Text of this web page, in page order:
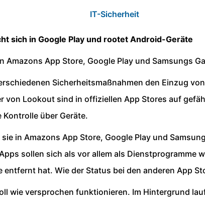
IT-Sicherheit
sich in Google Play und rootet Android-Geräte
App Store, Google Play und Samsungs
Sicherheitsmaßnahmen den Einzug
Lookout sind in offiziellen App Stores auf
über Geräte.
sie in Amazons App Store, Google Play und
sollen sich als vor allem als Dienstprogramme
hat. Wie der Status bei den anderen App
wie versprochen funktionieren. Im Hintergrund